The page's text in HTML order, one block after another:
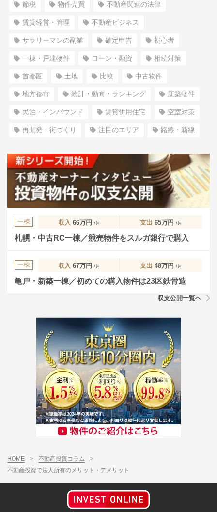
節税 物件売買 不動産関連の法律
賃貸経営・管理 不動産ビジネス
サラリーマンの副業 確定申告 初心者
一棟・戸建物件 ローン・融資 相続対策
首都圏 土地 比較 中古物件
地方都市 統計・動向・ランキング 新築物件
民泊・インバウンド 賃貸併用住宅 空室対策
再開発・街づくり 注目のエリア 路線・新線
一棟 収入 66万円 /月 支出 65万円 /月
札幌・中古RC一棟／競売物件をスルガ銀行で購入
一棟 収入 67万円 /月 支出 48万円 /月
亀戸・新築一棟／初めての購入物件は23区鉄骨造
収支公開一覧へ
HOME > 不動産投資コラム
>
不動産投資で法人所有のメリット・デメリット